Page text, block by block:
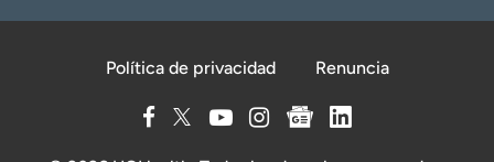
Política de privacidad Renuncia